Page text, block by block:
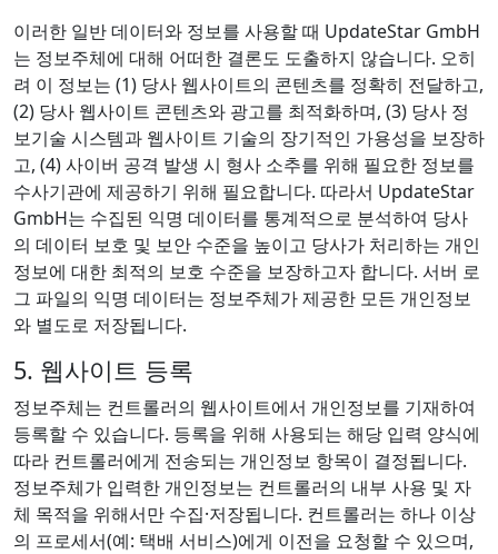
이러한 일반 데이터와 정보를 사용할 때 UpdateStar GmbH
는 정보주체에 대해 어떠한 결론도 도출하지 않습니다. 오히
려 이 정보는 (1) 당사 웹사이트의 콘텐츠를 정확히 전달하고,
(2) 당사 웹사이트 콘텐츠와 광고를 최적화하며, (3) 당사 정
보기술 시스템과 웹사이트 기술의 장기적인 가용성을 보장하
고, (4) 사이버 공격 발생 시 형사 소추를 위해 필요한 정보를
수사기관에 제공하기 위해 필요합니다. 따라서 UpdateStar
GmbH는 수집된 익명 데이터를 통계적으로 분석하여 당사
의 데이터 보호 및 보안 수준을 높이고 당사가 처리하는 개인
정보에 대한 최적의 보호 수준을 보장하고자 합니다. 서버 로
그 파일의 익명 데이터는 정보주체가 제공한 모든 개인정보
와 별도로 저장됩니다.
5. 웹사이트 등록
정보주체는 컨트롤러의 웹사이트에서 개인정보를 기재하여
등록할 수 있습니다. 등록을 위해 사용되는 해당 입력 양식에
따라 컨트롤러에게 전송되는 개인정보 항목이 결정됩니다.
정보주체가 입력한 개인정보는 컨트롤러의 내부 사용 및 자
체 목적을 위해서만 수집·저장됩니다. 컨트롤러는 하나 이상
의 프로세서(예: 택배 서비스)에게 이전을 요청할 수 있으며,